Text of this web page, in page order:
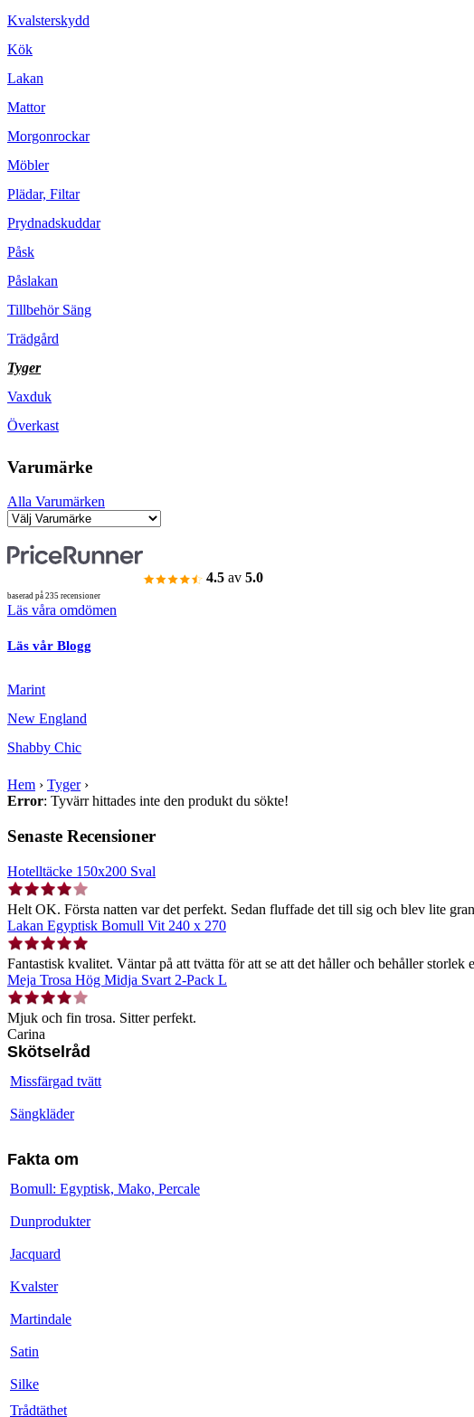
Kvalsterskydd
Kök
Lakan
Mattor
Morgonrockar
Möbler
Plädar, Filtar
Prydnadskuddar
Påsk
Påslakan
Tillbehör Säng
Trädgård
Tyger
Vaxduk
Överkast
Varumärke
Alla Varumärken
4.5 av 5.0
baserad på 235 recensioner
Läs våra omdömen
Läs vår Blogg
Marint
New England
Shabby Chic
Hem › Tyger›
Error: Tyvärr hittades inte den produkt du sökte!
Senaste Recensioner
Hotelltäcke 150x200 Sval
Helt OK. Första natten var det perfekt. Sedan fluffade det till sig och blev lite
Lakan Egyptisk Bomull Vit 240 x 270
Fantastisk kvalitet. Väntar på att tvätta för att se att det håller och behåller storlek
Meja Trosa Hög Midja Svart 2-Pack L
Mjuk och fin trosa. Sitter perfekt.
Carina
Skötselråd
Missfärgad tvätt
Sängkläder
Fakta om
Bomull: Egyptisk, Mako, Percale
Dunprodukter
Jacquard
Kvalster
Martindale
Satin
Silke
Trådtäthet